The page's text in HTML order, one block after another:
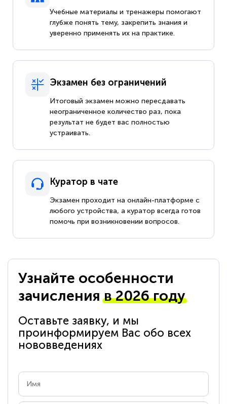
Учебные материалы и тренажеры помогают
глубже понять тему, закрепить знания и
уверенно применять их на практике.
Экзамен без ограничений
Итоговый экзамен можно пересдавать
неограниченное количество раз, пока
результат не будет вас полностью
устраивать.
Куратор в чате
Экзамен проходит на онлайн-платформе с
любого устройства, а куратор всегда готов
помочь при возникновении вопросов.
Узнайте особенности
зачисленияв 2026 году
Оставьте заявку, и мы
проинформируем Вас обо всех
нововведениях